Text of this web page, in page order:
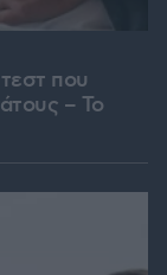
που
– Το